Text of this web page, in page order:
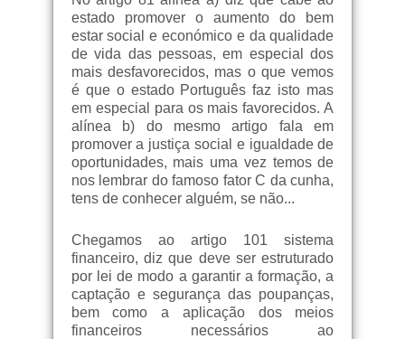
estado promover o aumento do bem
estar social e económico e da qualidade
de vida das pessoas, em especial dos
mais desfavorecidos, mas o que vemos
é que o estado Português faz isto mas
em especial para os mais favorecidos. A
alínea b) do mesmo artigo fala em
promover a justiça social e igualdade de
oportunidades, mais uma vez temos de
nos lembrar do famoso fator C da cunha,
tens de conhecer alguém, se não...
Chegamos ao artigo 101 sistema
financeiro, diz que deve ser estruturado
por lei de modo a garantir a formação, a
captação e segurança das poupanças,
bem como a aplicação dos meios
financeiros necessários ao